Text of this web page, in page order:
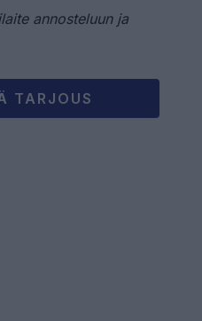
annosteluun ja
TARJOUS